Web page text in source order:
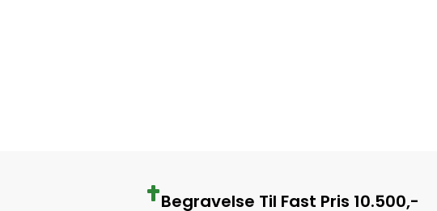
Begravelse Til Fast Pris 10.500,-